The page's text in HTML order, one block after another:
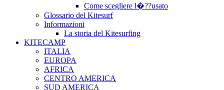
Come scegliere l�??usato
Glossario del Kitesurf
Informazioni
La storia del Kitesurfing
KITECAMP
ITALIA
EUROPA
AFRICA
CENTRO AMERICA
SUD AMERICA